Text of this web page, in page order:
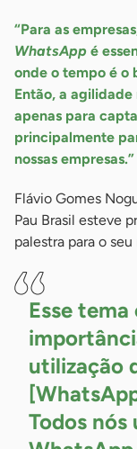
“Para as
WhatsApp é
onde o tempo é o
Então, a
apenas para
principalmente
nossas empresas.”
Flávio Gomes
Pau Brasil esteve
palestra para o
Esse tema
utilização
Todos nós